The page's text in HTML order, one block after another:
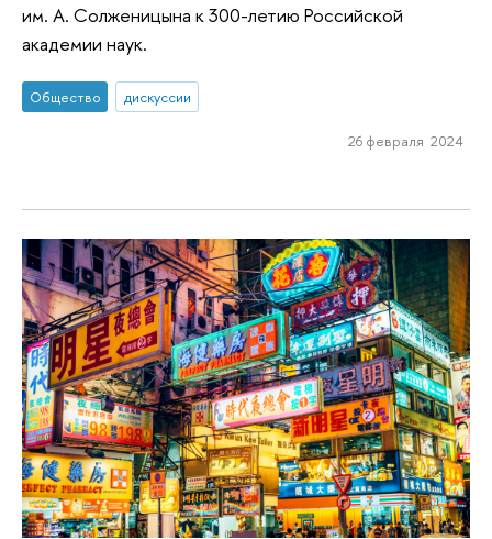
им. А. Солженицына к 300-летию Российской
академии наук.
Общество дискуссии
26 февраля 2024